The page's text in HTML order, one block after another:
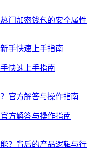
门加密钱包的安全属性
快速上手指南
方解答与操作指南